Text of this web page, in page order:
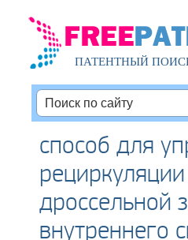
ПАТЕНТНЫЙ
способ для
дроссельной
внутреннего